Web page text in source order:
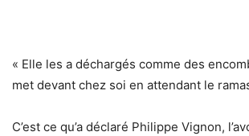
« Elle les a déchargés comme des
met devant chez soi en attendant le
C’est ce qu’a déclaré Philippe Vignon,